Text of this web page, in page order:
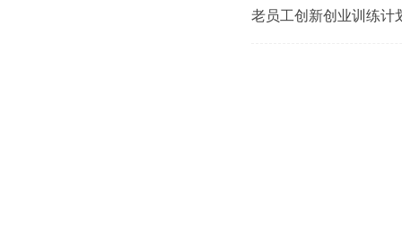
老员工创新创业训练计